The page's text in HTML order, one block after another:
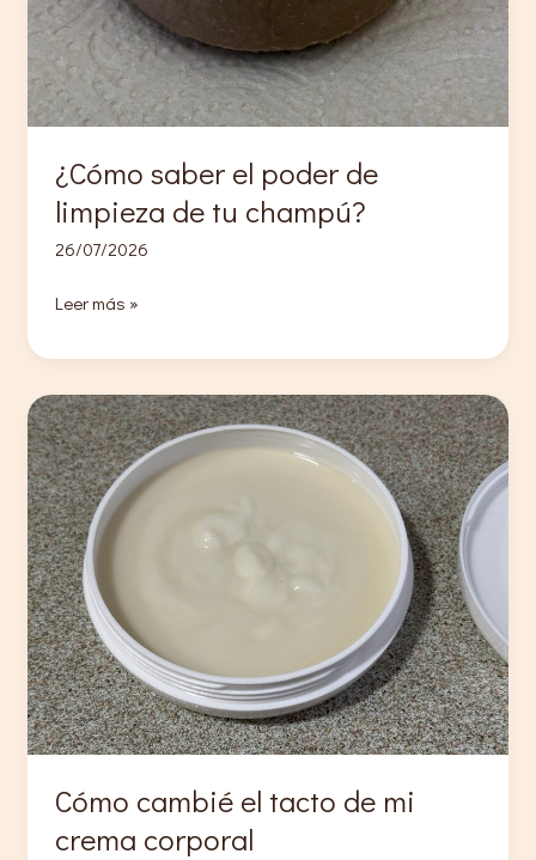
¿Cómo saber el poder de
limpieza de tu champú?
26/07/2026
¿Cómo
el
de
limpieza
de
tu
champú?
Leer más »
Cómo cambié el tacto de mi
crema corporal